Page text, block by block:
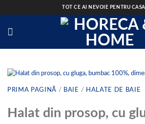
to
TOT CE AI NEVOIE PENTRU
PRIMA PAGINĂ / BAIE / HALATE DE BAIE
Halat din prosop, cu